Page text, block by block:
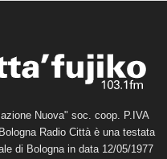
Nuova" soc. coop. P.IVA
Radio Città è una testata
di Bologna in data 12/05/1977